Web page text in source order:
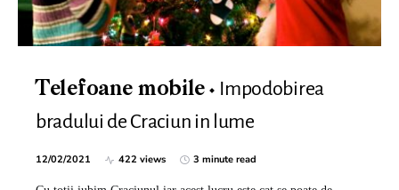
Telefoane mobile
Impodobirea
bradului de Craciun in lume
12/02/2021 422 views 3 minute read